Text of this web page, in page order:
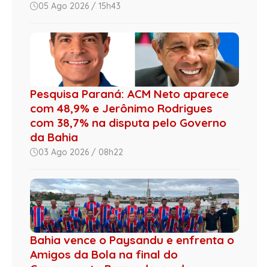
05 Ago 2026 / 15h43
Pesquisa Paraná: ACM Neto aparece
com 48,9% e Jerônimo Rodrigues
com 38,7% na disputa pelo Governo
da Bahia
03 Ago 2026 / 08h22
Bahia vence o Paysandu e enfrenta o
Amigos da Bola na final do